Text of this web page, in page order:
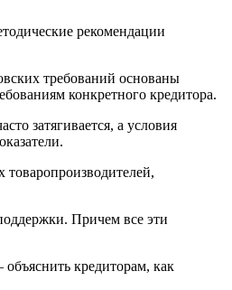
рекомендации
требований основаны
конкретного кредитора.
затягивается, а условия
Причем все эти
кредиторам, как